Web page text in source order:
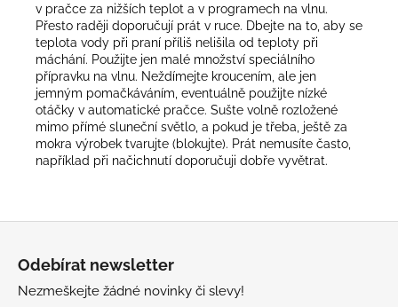
v pračce za nižších teplot a v programech na vlnu.
Přesto raději doporučují prát v ruce. Dbejte na to, aby se
teplota vody při praní příliš nelišila od teploty při
máchání. Použijte jen malé množství speciálního
přípravku na vlnu. Neždímejte kroucením, ale jen
jemným pomačkáváním, eventuálně použijte nízké
otáčky v automatické pračce. Sušte volně rozložené
mimo přímé sluneční světlo, a pokud je třeba, ještě za
mokra výrobek tvarujte (blokujte). Prát nemusíte často,
například při načichnutí doporučuji dobře vyvětrat.
Odebírat newsletter
Nezmeškejte žádné novinky či slevy!